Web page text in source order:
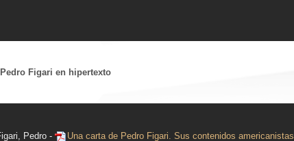
Pedro Figari en hipertexto
Pedro - Una carta de Pedro Figari. Sus contenidos americanistas